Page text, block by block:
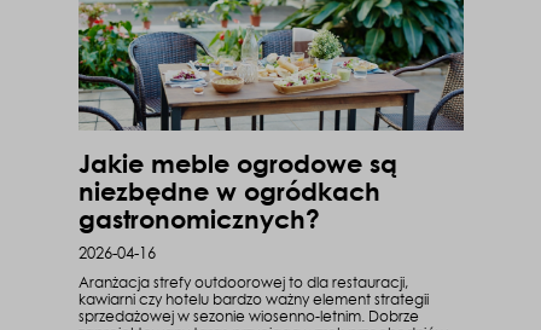
Jakie meble ogrodowe są
niezbędne w ogródkach
gastronomicznych?
2026-04-16
Aranżacja strefy outdoorowej to dla restauracji,
kawiarni czy hotelu bardzo ważny element strategii
sprzedażowej w sezonie wiosenno-letnim. Dobrze